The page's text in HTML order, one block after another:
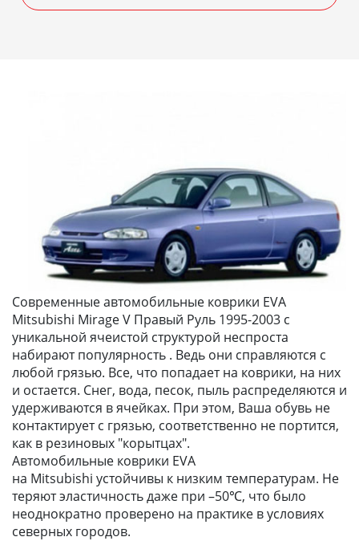
Современные автомобильные коврики EVA
Mitsubishi Mirage V Правый Руль 1995-2003 с
уникальной ячеистой структурой неспроста
набирают популярность . Ведь они справляются с
любой грязью. Все, что попадает на коврики, на них
и остается. Снег, вода, песок, пыль распределяются и
удерживаются в ячейках. При этом, Ваша обувь не
контактирует с грязью, соответственно не портится,
как в резиновых "корытцах".
Автомобильные коврики EVA
на Mitsubishi устойчивы к низким температурам. Не
теряют эластичность даже при –50℃, что было
неоднократно проверено на практике в условиях
северных городов.